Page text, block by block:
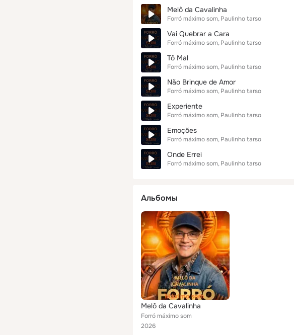
Melô da Cavalinha
Forró máximo som Paulinho tarso
Vai Quebrar a Cara
Forró máximo som Paulinho tarso
Tô Mal
Forró máximo som Paulinho tarso
Não Brinque de Amor
Forró máximo som Paulinho tarso
Experiente
Forró máximo som Paulinho tarso
Emoções
Forró máximo som Paulinho tarso
Onde Errei
Forró máximo som Paulinho tarso
Альбомы
Melô da Cavalinha
Forró máximo som
2026